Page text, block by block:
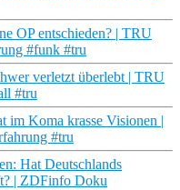
OP entschieden? | TRU
#funk #tru
verletzt überlebt | TRU
#tru
im Koma krasse Visionen |
#tru
Hat Deutschlands
| ZDFinfo Doku